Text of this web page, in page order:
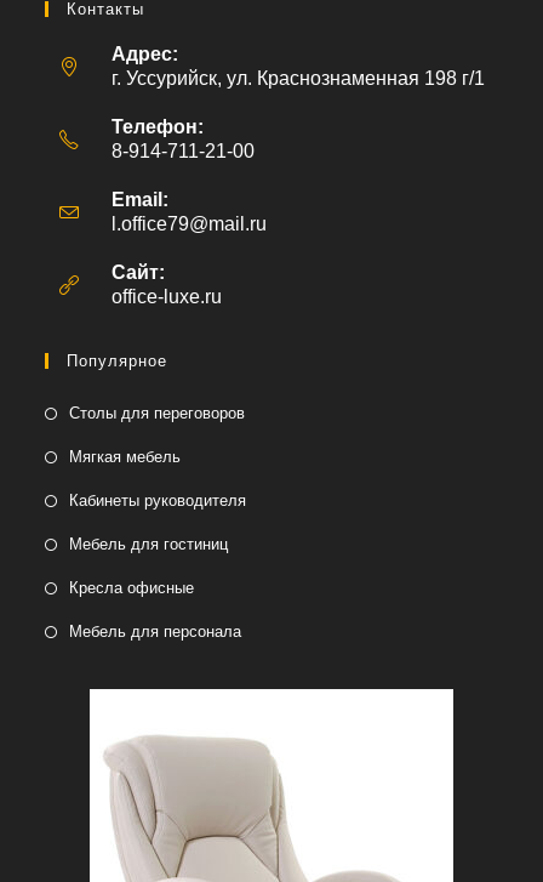
Контакты
Адрес:
г. Уссурийск, ул. Краснознаменная 198 г/1
Телефон:
8-914-711-21-00
Email:
l.office79@mail.ru
Сайт:
office-luxe.ru
Популярное
Столы для переговоров
Мягкая мебель
Кабинеты руководителя
Мебель для гостиниц
Кресла офисные
Мебель для персонала